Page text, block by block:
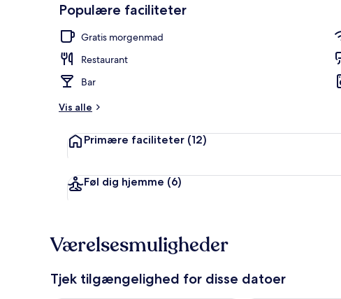
Populære faciliteter
Gratis morgenmad
Restaurant
Bar
Vis alle
Primære faciliteter (12)
Føl dig hjemme (6)
Værelsesmuligheder
Tjek tilgængelighed for disse datoer